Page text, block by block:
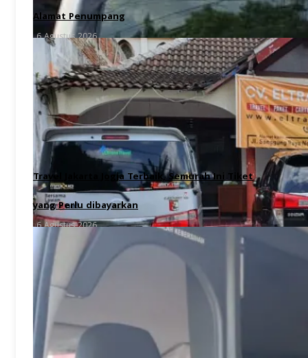
Alamat Penumpang
6 Agustus 2026
Travel Jakarta Jogja Terbaik, Semurah Ini Tiket
yang Perlu dibayarkan
6 Agustus 2026